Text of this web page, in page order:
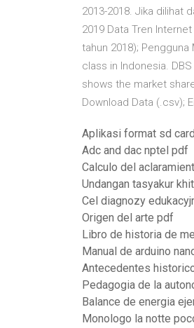
2013-2018. Jika dilihat
2019 Data Tren
tahun 2018);
class in Indonesia.
shows the market
Download Data (.csv);
Aplikasi format sd
Adc and dac nptel pdf
Calculo del
Undangan tasyakur
Cel diagnozy
Origen del arte pdf
Libro de historia de
Manual de arduino
Antecedentes
Pedagogia de la
Balance de energia
Monologo la notte